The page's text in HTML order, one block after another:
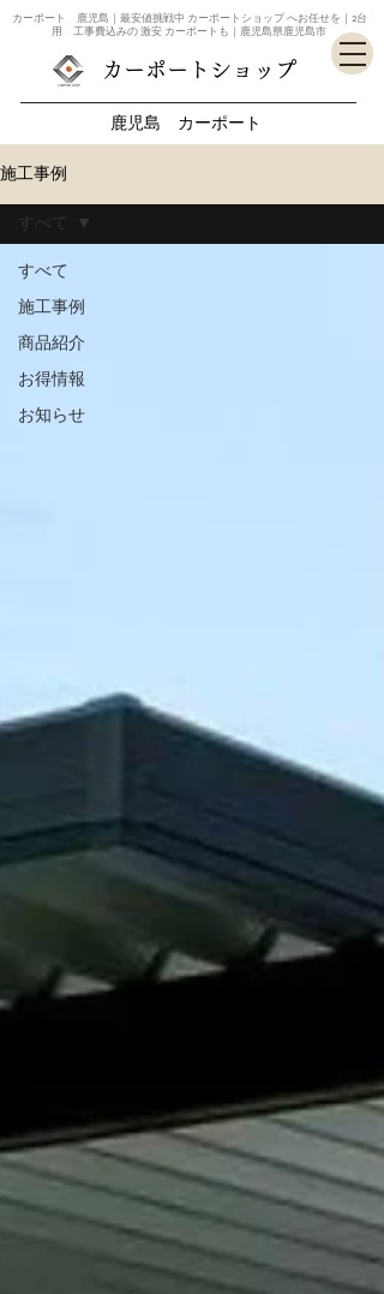
カーポートショップ
カーポート 鹿児島｜最安値挑戦中 カーポートショップ へお任せを｜2台
用 工事費込みの 激安 カーポートも｜鹿児島県鹿児島市
鹿児島 カーポート
施工事例
すべて
施工事例
商品紹介
お得情報
お知らせ
すべて